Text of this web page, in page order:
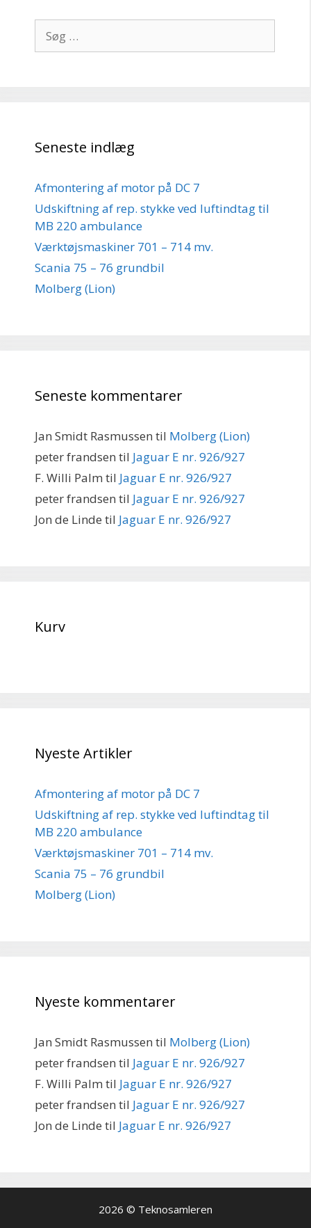
efter:
Seneste indlæg
Afmontering af motor på DC 7
Udskiftning af rep. stykke ved luftindtag til
MB 220 ambulance
Værktøjsmaskiner 701 – 714 mv.
Scania 75 – 76 grundbil
Molberg (Lion)
Seneste kommentarer
Jan Smidt Rasmussen til Molberg (Lion)
peter frandsen til Jaguar E nr. 926/927
F. Willi Palm til Jaguar E nr. 926/927
peter frandsen til Jaguar E nr. 926/927
Jon de Linde til Jaguar E nr. 926/927
Kurv
Nyeste Artikler
Afmontering af motor på DC 7
Udskiftning af rep. stykke ved luftindtag til
MB 220 ambulance
Værktøjsmaskiner 701 – 714 mv.
Scania 75 – 76 grundbil
Molberg (Lion)
Nyeste kommentarer
Jan Smidt Rasmussen til Molberg (Lion)
peter frandsen til Jaguar E nr. 926/927
F. Willi Palm til Jaguar E nr. 926/927
peter frandsen til Jaguar E nr. 926/927
Jon de Linde til Jaguar E nr. 926/927
2026 © Teknosamleren